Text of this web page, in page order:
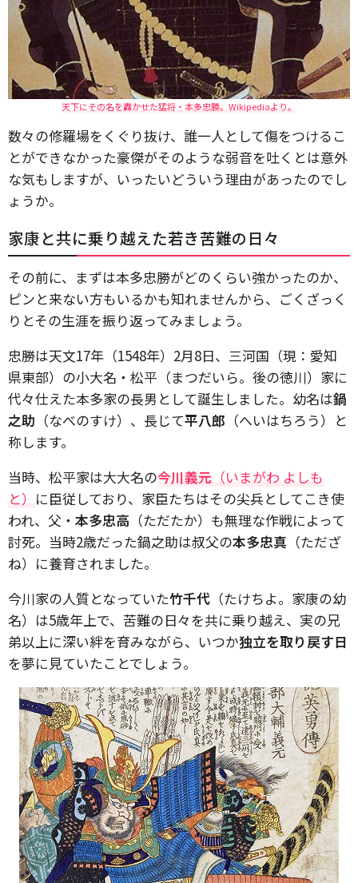
天下にその名を轟かせた猛将・本多忠勝。Wikipediaより。
数々の修羅場をくぐり抜け、誰一人として傷をつけるこ
とができなかった豪傑がそのような弱音を吐くとは意外
な気もしますが、いったいどういう理由があったのでし
ょうか。
家康と共に乗り越えた若き苦難の日々
その前に、まずは本多忠勝がどのくらい強かったのか、
ピンと来ない方もいるかも知れませんから、ごくざっく
りとその生涯を振り返ってみましょう。
忠勝は天文17年（1548年）2月8日、三河国（現：愛知
県東部）の小大名・松平（まつだいら。後の徳川）家に
代々仕えた本多家の長男として誕生しました。幼名は鍋
之助 （なべのすけ）、長じて平八郎 （へいはちろう）と
称します。
当時、松平家は大大名の今川義元 （いまがわ よしも
と） に臣従しており、家臣たちはその尖兵としてこき使
われ、父・ 本多忠高 （ただたか）も無理な作戦によって
討死。当時2歳だった鍋之助は叔父の本多忠真 （ただざ
ね）に養育されました。
今川家の人質となっていた竹千代 （たけちよ。家康の幼
名）は5歳年上で、苦難の日々を共に乗り越え、実の兄
弟以上に深い絆を育みながら、いつか独立を取り戻す日
を夢に見ていたことでしょう。